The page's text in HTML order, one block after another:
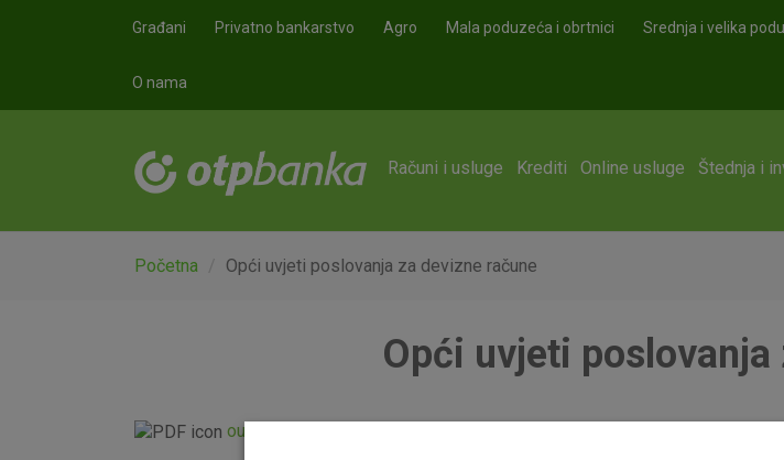
Građani Privatno bankarstvo Agro Mala poduzeća i obrtnici Srednja i velika
O nama
Računi i usluge Krediti Online usluge Štednja i
Početna Opći uvjeti poslovanja za devizne račune
Opći uvjeti poslovanja
ou_za_devizne_racune_srpanj_2017.pdf